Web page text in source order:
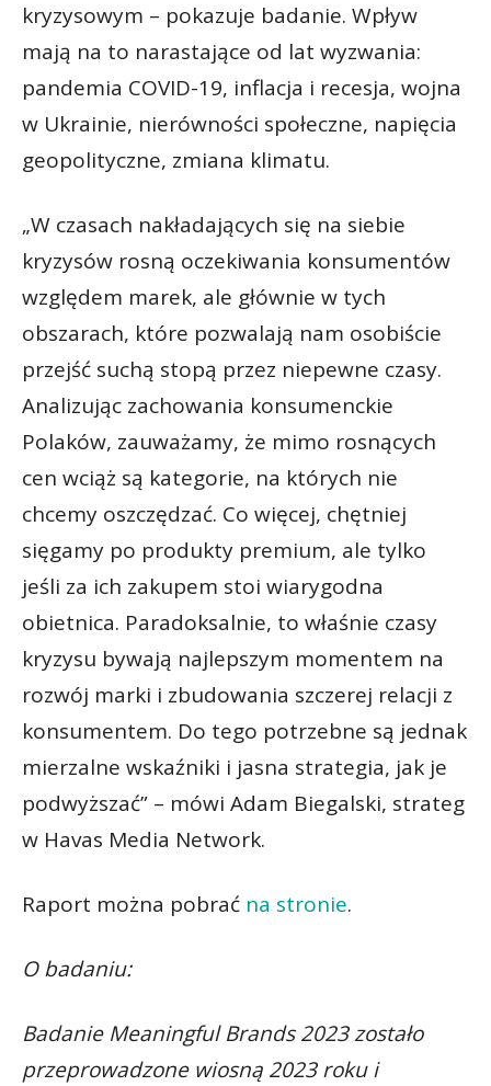
kryzysowym – pokazuje badanie. Wpływ
mają na to narastające od lat wyzwania:
pandemia COVID-19, inflacja i recesja, wojna
w Ukrainie, nierówności społeczne, napięcia
geopolityczne, zmiana klimatu.
„W czasach nakładających się na siebie
kryzysów rosną oczekiwania konsumentów
względem marek, ale głównie w tych
obszarach, które pozwalają nam osobiście
przejść suchą stopą przez niepewne czasy.
Analizując zachowania konsumenckie
Polaków, zauważamy, że mimo rosnących
cen wciąż są kategorie, na których nie
chcemy oszczędzać. Co więcej, chętniej
sięgamy po produkty premium, ale tylko
jeśli za ich zakupem stoi wiarygodna
obietnica. Paradoksalnie, to właśnie czasy
kryzysu bywają najlepszym momentem na
rozwój marki i zbudowania szczerej relacji z
konsumentem. Do tego potrzebne są jednak
mierzalne wskaźniki i jasna strategia, jak je
podwyższać” – mówi Adam Biegalski, strateg
w Havas Media Network.
Raport można pobrać na stronie.
O badaniu:
Badanie Meaningful Brands 2023 zostało
przeprowadzone wiosną 2023 roku i